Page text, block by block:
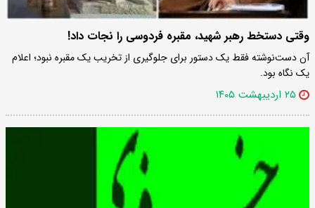
وقتی دستخط رهبر شهید، مقبره فردوسی را نجات داد!
آن دست‌نوشته فقط یک دستور برای جلوگیری از تخریب یک مقبره نبود؛ اعلام
یک نگاه بود.
۲۵ اردیبهشت ۱۴۰۵